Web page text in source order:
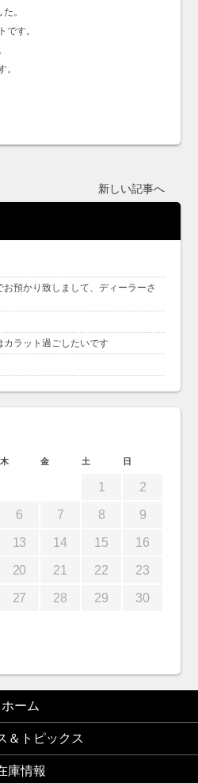
。
です。
。
新しい記事へ
預かり致しまして、ディーラーさ
カラット過ごしたいです
木 金 土 日
1 2
6 7 8 9
13 14 15 16
20 21 22 23
27 28 29 30
ホーム
＆トピックス
庫情報